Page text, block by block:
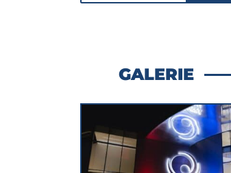
GALERIE